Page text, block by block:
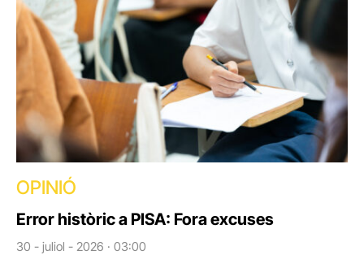
OPINIÓ
Error històric a PISA: Fora excuses
30 - juliol - 2026 · 03:00